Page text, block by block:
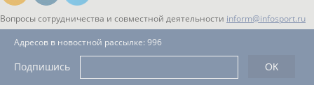
Вопросы сотрудничества и совместной деятельности inform@infosport.ru
Адресов в новостной рассылке: 996
Подпишись